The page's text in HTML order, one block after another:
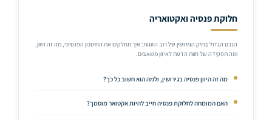
חלוקת פנסיה ואקטואריה
הנכס הגדול בתיק הגירושין של רוב הזוגות: איך מחלקים את החיסכון הפנסיוני, מה זה היוון,
ומה תפקידה של חוות הדעת לאיזון משאבים.
מה זה היוון פנסיה בגירושין, ולמה הוא חשוב כל כך?
האם המומחה לחלוקת פנסיה חייב להיות אקטואר מוסמך?